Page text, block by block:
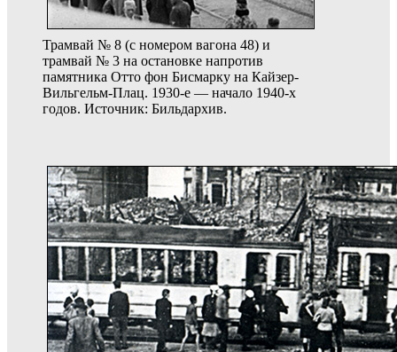
Трамвай № 8 (с номером вагона 48) и
трамвай № 3 на остановке напротив
памятника Отто фон Бисмарку на Кайзер-
Вильгельм-Плац. 1930-е — начало 1940-х
годов. Источник: Бильдархив.